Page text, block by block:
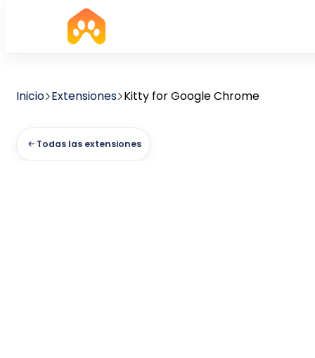
Inicio Extensiones Kitty for Google Chrome
Todas las extensiones